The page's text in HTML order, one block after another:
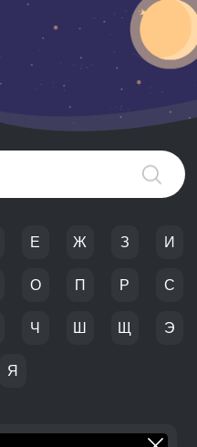
Е Ж З И
О П Р С
Ч Ш Щ Э
Я